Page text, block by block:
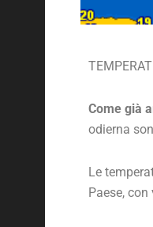
Come già
odierna
Le
Paese,